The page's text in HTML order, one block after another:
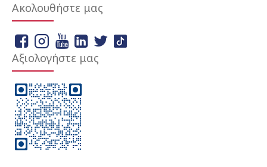
Ακολουθήστε μας
Αξιολογήστε μας